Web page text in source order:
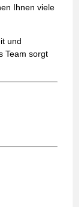
Ihnen viele
und
Team sorgt